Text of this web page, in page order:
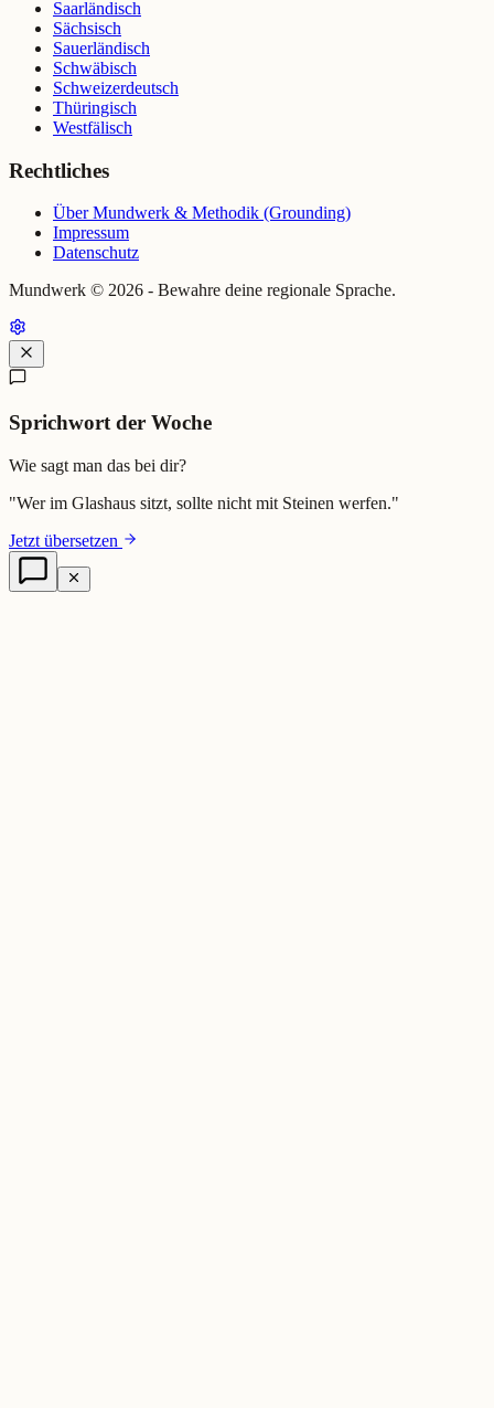
Saarländisch
Sächsisch
Sauerländisch
Schwäbisch
Schweizerdeutsch
Thüringisch
Westfälisch
Rechtliches
Über Mundwerk & Methodik (Grounding)
Impressum
Datenschutz
Mundwerk © 2026 - Bewahre deine regionale Sprache.
Sprichwort der Woche
Wie sagt man das bei dir?
"Wer im Glashaus sitzt, sollte nicht mit Steinen werfen."
Jetzt übersetzen